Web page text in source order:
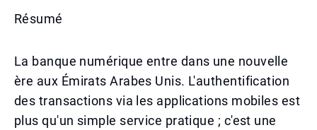
Résumé
La banque numérique entre dans une nouvelle
ère aux Émirats Arabes Unis. L'authentification
des transactions via les applications mobiles est
plus qu'un simple service pratique ; c'est une